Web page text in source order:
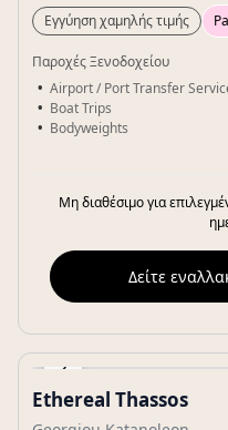
Εγγύηση χαμηλής τιμής
Παροχές Ξενοδοχείου
Airport / Port Transfer
Boat Trips
Bodyweights
Μη διαθέσιμο για
Δείτε
‹
Gallery
Ethereal Thassos